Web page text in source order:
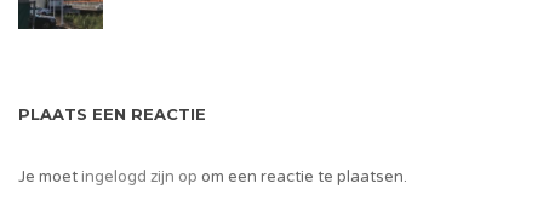
PLAATS EEN REACTIE
Je moetingelogd zijn op om een reactie te plaatsen.